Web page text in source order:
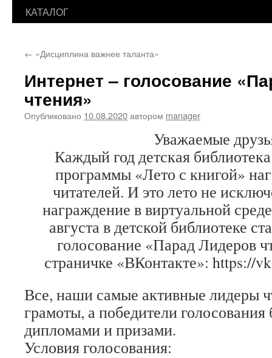
КАТАЛОГ
← «Дисциплина важнее таланта»
Интернет – голосование
чтения»
Опубликовано 10.08.2020автором manager
Уважаемые
Каждый год детская
программы «Лето с книгой»
читателей. И это лето не
награждение в виртуальной
августа в детской библиотеке
голосование «Парад Лидеров
страничке «ВКонтакте»: https://
Все, наши самые активные лидеры
грамоты, а победители
дипломами и призами.
Условия голосования: